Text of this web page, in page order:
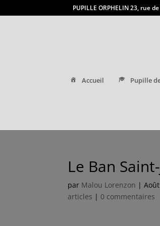
PUPILLE ORPHELIN 23, rue
Accueil Pupille
Le Ban
par Malou Lorenzon |
articles | 0 commentaires